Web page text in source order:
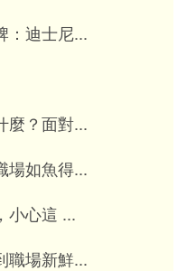
：迪士尼...
麼？面對...
場如魚得...
小心這 ...
職場新鮮...